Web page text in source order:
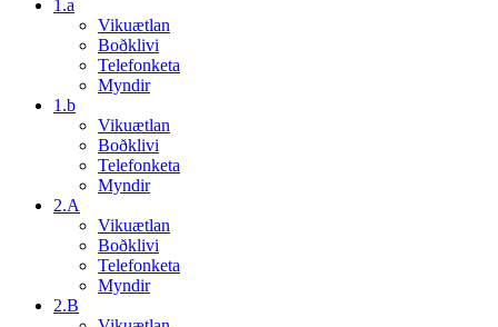
1.a
Vikuætlan
Boðklivi
Telefonketa
Myndir
1.b
Vikuætlan
Boðklivi
Telefonketa
Myndir
2.A
Vikuætlan
Boðklivi
Telefonketa
Myndir
2.B